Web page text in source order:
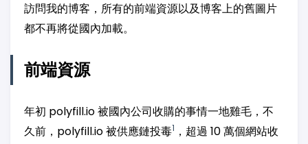
訪問我的博客，所有的前端資源以及博客上的舊圖片
都不再將從國內加載。
前端資源
年初 polyfill.io 被國內公司收購的事情一地雞毛，不
久前，polyfill.io 被供應鏈投毒1 ，超過 10 萬個網站收